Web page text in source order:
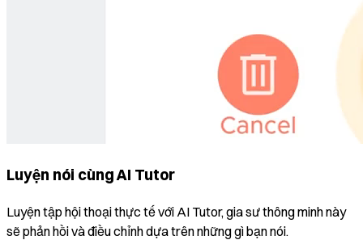
Luyện nói cùng AI Tutor
Luyện tập hội thoại thực tế với AI Tutor, gia sư thông minh này
sẽ phản hồi và điều chỉnh dựa trên những gì bạn nói.